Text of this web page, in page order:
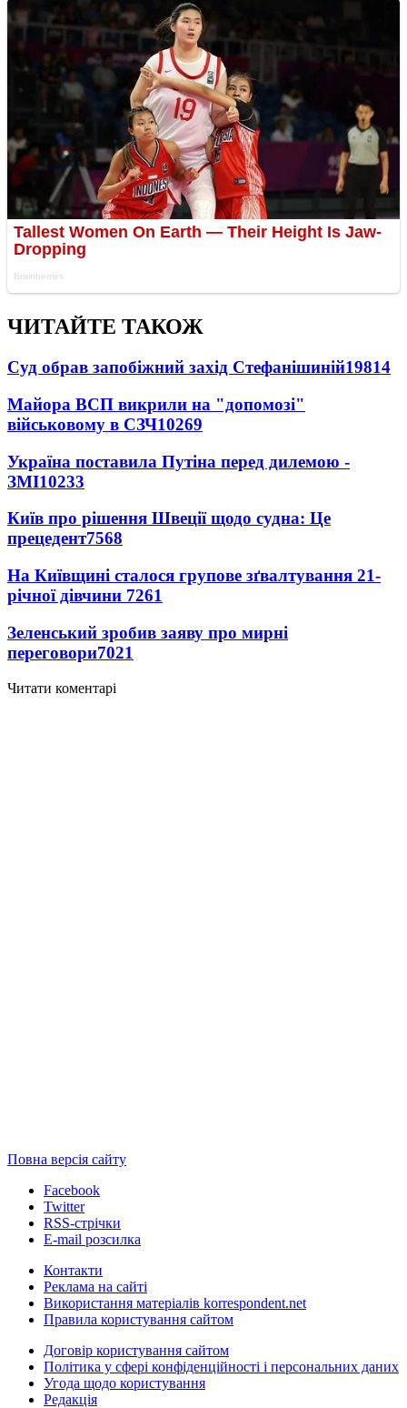
ЧИТАЙТЕ ТАКОЖ
Суд обрав запобіжний захід Стефанішиній19814
Майора ВСП викрили на "допомозі"
військовому в СЗЧ10269
Україна поставила Путіна перед дилемою -
ЗМІ10233
Київ про рішення Швеції щодо судна: Це
прецедент7568
На Київщині сталося групове зґвалтування 21-
річної дівчини 7261
Зеленський зробив заяву про мирні
переговори7021
Читати коментарі
Повна версія сайту
Facebook
Twitter
RSS-стрічки
E-mail розсилка
Контакти
Реклама на сайті
Використання матеріалів korrespondent.net
Правила користування сайтом
Договір користування сайтом
Політика у сфері конфіденційності і персональних даних
Угода щодо користування
Редакція